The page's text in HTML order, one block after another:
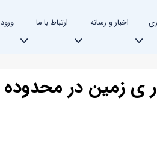
اخبار و رسانه ارتباط با ما ورود
۱۴۱-۱۴۰۴ با عنوان واگذار ی زمین در محدوده